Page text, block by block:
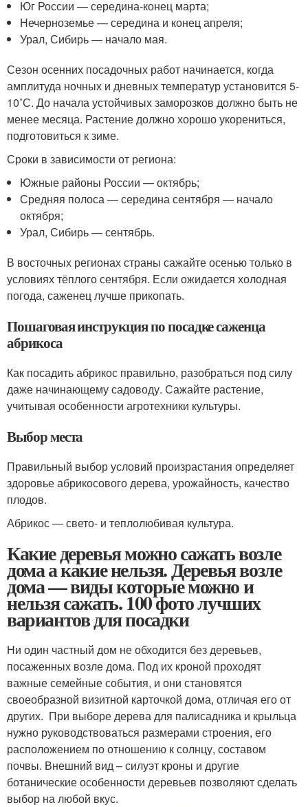
Юг России — середина-конец марта;
Нечерноземье — середина и конец апреля;
Урал, Сибирь — начало мая.
Сезон осенних посадочных работ начинается, когда
амплитуда ночных и дневных температур установится 5-
10˚С. До начала устойчивых заморозков должно быть не
менее месяца. Растение должно хорошо укорениться,
подготовиться к зиме.
Сроки в зависимости от региона:
Южные районы России — октябрь;
Средняя полоса — середина сентября — начало
октября;
Урал, Сибирь — сентябрь.
В восточных регионах страны сажайте осенью только в
условиях тёплого сентября. Если ожидается холодная
погода, саженец лучше прикопать.
Пошаговая инструкция по посадке саженца
абрикоса
Как посадить абрикос правильно, разобраться под силу
даже начинающему садоводу. Сажайте растение,
учитывая особенности агротехники культуры.
Выбор места
Правильный выбор условий произрастания определяет
здоровье абрикосового дерева, урожайность, качество
плодов.
Абрикос — свето- и теплолюбивая культура.
Какие деревья можно сажать возле
дома а какие нельзя. Деревья возле
дома — виды которые можно и
нельзя сажать. 100 фото лучших
вариантов для посадки
Ни один частный дом не обходится без деревьев,
посаженных возле дома. Под их кроной проходят
важные семейные события, и они становятся
своеобразной визитной карточкой дома, отличая его от
других. При выборе дерева для палисадника и крыльца
нужно руководствоваться размерами строения, его
расположением по отношению к солнцу, составом
почвы. Внешний вид – силуэт кроны и другие
ботанические особенности деревьев позволяют сделать
выбор на любой вкус.